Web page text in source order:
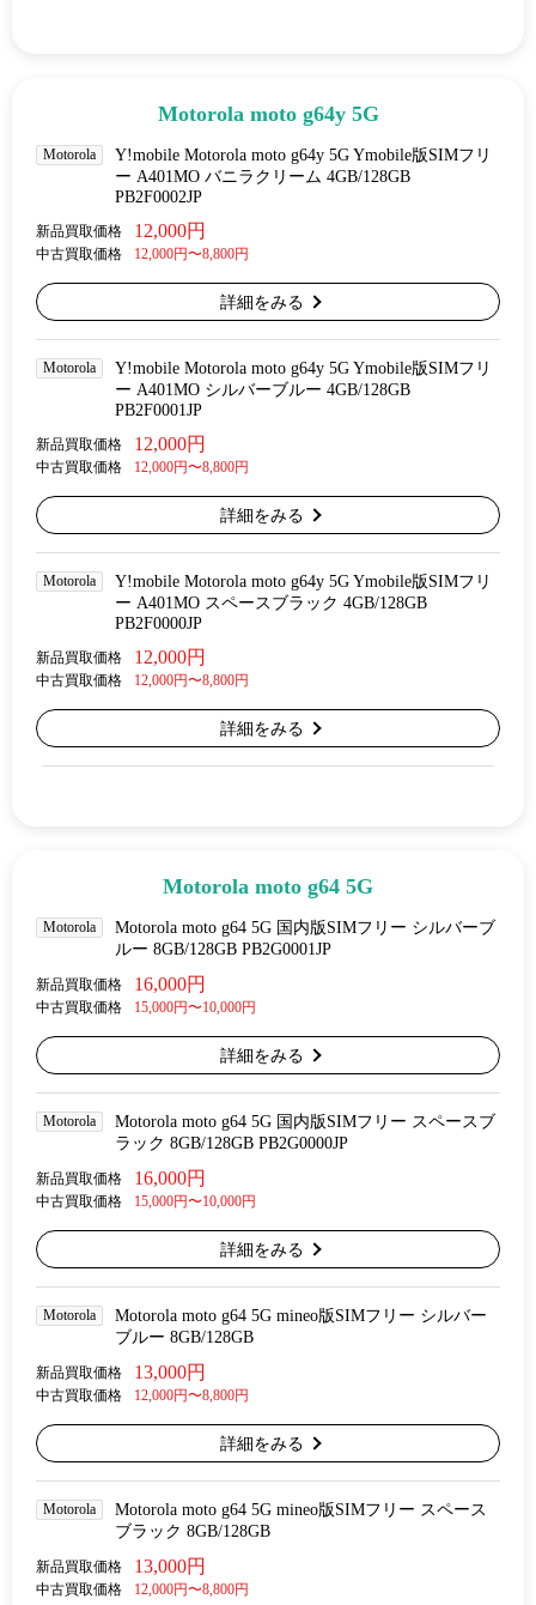
Motorola moto g64y 5G
Motorola
Y!mobile Motorola moto g64y 5G Ymobile版SIMフリ
ー A401MO バニラクリーム 4GB/128GB
PB2F0002JP
新品買取価格 12,000円
中古買取価格 12,000円〜8,800円
詳細をみる
Motorola
Y!mobile Motorola moto g64y 5G Ymobile版SIMフリ
ー A401MO シルバーブルー 4GB/128GB
PB2F0001JP
新品買取価格 12,000円
中古買取価格 12,000円〜8,800円
詳細をみる
Motorola
Y!mobile Motorola moto g64y 5G Ymobile版SIMフリ
ー A401MO スペースブラック 4GB/128GB
PB2F0000JP
新品買取価格 12,000円
中古買取価格 12,000円〜8,800円
詳細をみる
Motorola moto g64 5G
Motorola
Motorola moto g64 5G 国内版SIMフリー シルバーブ
ルー 8GB/128GB PB2G0001JP
新品買取価格 16,000円
中古買取価格 15,000円〜10,000円
詳細をみる
Motorola
Motorola moto g64 5G 国内版SIMフリー スペースブ
ラック 8GB/128GB PB2G0000JP
新品買取価格 16,000円
中古買取価格 15,000円〜10,000円
詳細をみる
Motorola
Motorola moto g64 5G mineo版SIMフリー シルバー
ブルー 8GB/128GB
新品買取価格 13,000円
中古買取価格 12,000円〜8,800円
詳細をみる
Motorola
Motorola moto g64 5G mineo版SIMフリー スペース
ブラック 8GB/128GB
新品買取価格 13,000円
中古買取価格 12,000円〜8,800円